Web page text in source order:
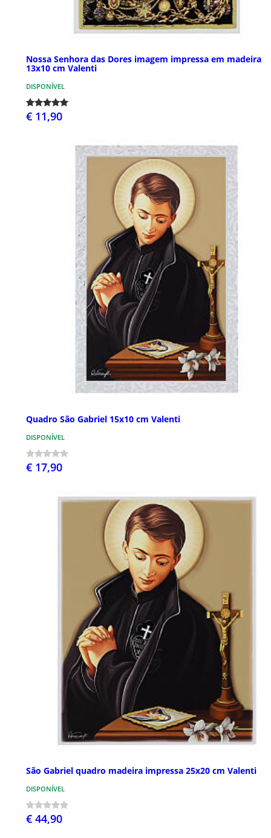
Nossa Senhora das Dores imagem impressa em madeira
13x10 cm Valenti
DISPONÍVEL
€ 11,90
Quadro São Gabriel 15x10 cm Valenti
DISPONÍVEL
€ 17,90
São Gabriel quadro madeira impressa 25x20 cm Valenti
DISPONÍVEL
€ 44,90